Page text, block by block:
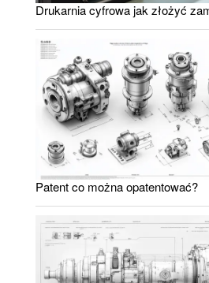
Drukarnia cyfrowa jak złożyć
Patent co można opatentować?